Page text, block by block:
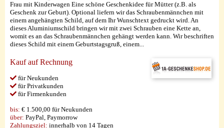
Frau mit Kinderwagen Eine schöne Geschenkidee für Mütter (z.B. als
Geschenk zur Geburt). Optional liefern wir das Schraubenmännchen mit
einem angehängten Schild, auf dem Ihr Wunschtext gedruckt wird. An
dieses Aluminiumschild bringen wir mit zwei Schrauben eine Kette an,
womit es an das Schraubenmännchen gehängt werden kann. Wir beschriften
dieses Schild mit einem Geburtstagsgruß, einem...
Kauf auf Rechnung
für Neukunden
für Privatkunden
für Firmenkunden
bis: € 1.500,00 für Neukunden
über: PayPal, Paymorrow
Zahlungsziel: innerhalb von 14 Tagen